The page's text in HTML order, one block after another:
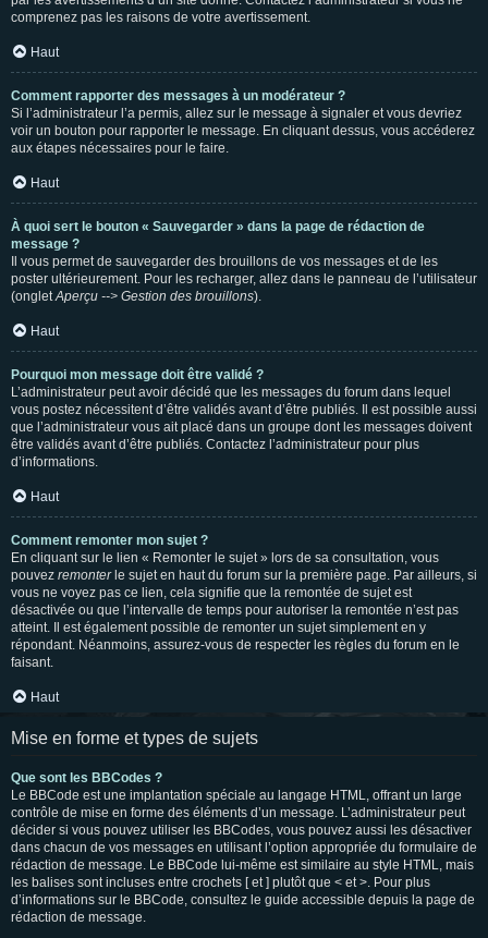
comprenez pas les raisons de votre avertissement.
Haut
Comment rapporter des messages à un modérateur ?
Si l’administrateur l’a permis, allez sur le message à signaler et vous devriez
voir un bouton pour rapporter le message. En cliquant dessus, vous accéderez
aux étapes nécessaires pour le faire.
Haut
À quoi sert le bouton « Sauvegarder » dans la page de rédaction de
message ?
Il vous permet de sauvegarder des brouillons de vos messages et de les
poster ultérieurement. Pour les recharger, allez dans le panneau de l’utilisateur
(ongletAperçu --> Gestion des brouillons).
Haut
Pourquoi mon message doit être validé ?
L’administrateur peut avoir décidé que les messages du forum dans lequel
vous postez nécessitent d’être validés avant d’être publiés. Il est possible aussi
que l’administrateur vous ait placé dans un groupe dont les messages doivent
être validés avant d’être publiés. Contactez l’administrateur pour plus
d’informations.
Haut
Comment remonter mon sujet ?
En cliquant sur le lien « Remonter le sujet » lors de sa consultation, vous
pouvez remonterle sujet en haut du forum sur la première page. Par ailleurs, si
vous ne voyez pas ce lien, cela signifie que la remontée de sujet est
désactivée ou que l’intervalle de temps pour autoriser la remontée n’est pas
atteint. Il est également possible de remonter un sujet simplement en y
répondant. Néanmoins, assurez-vous de respecter les règles du forum en le
faisant.
Haut
Mise en forme et types de sujets
Que sont les BBCodes ?
Le BBCode est une implantation spéciale au langage HTML, offrant un large
contrôle de mise en forme des éléments d’un message. L’administrateur peut
décider si vous pouvez utiliser les BBCodes, vous pouvez aussi les désactiver
dans chacun de vos messages en utilisant l’option appropriée du formulaire de
rédaction de message. Le BBCode lui-même est similaire au style HTML, mais
les balises sont incluses entre crochets [ et ] plutôt que < et >. Pour plus
d’informations sur le BBCode, consultez le guide accessible depuis la page de
rédaction de message.